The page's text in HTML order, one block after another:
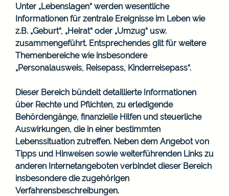
Unter „Lebenslagen“ werden wesentliche
Informationen für zentrale Ereignisse im Leben wie
z.B. „Geburt“, „Heirat“ oder „Umzug“ usw.
zusammengeführt. Entsprechendes gilt für weitere
Themenbereiche wie insbesondere
„Personalausweis, Reisepass, Kinderreisepass“.
Dieser Bereich bündelt detaillierte Informationen
über Rechte und Pflichten, zu erledigende
Behördengänge, finanzielle Hilfen und steuerliche
Auswirkungen, die in einer bestimmten
Lebenssituation zutreffen. Neben dem Angebot von
Tipps und Hinweisen sowie weiterführenden Links zu
anderen Internetangeboten verbindet dieser Bereich
insbesondere die zugehörigen
Verfahrensbeschreibungen.